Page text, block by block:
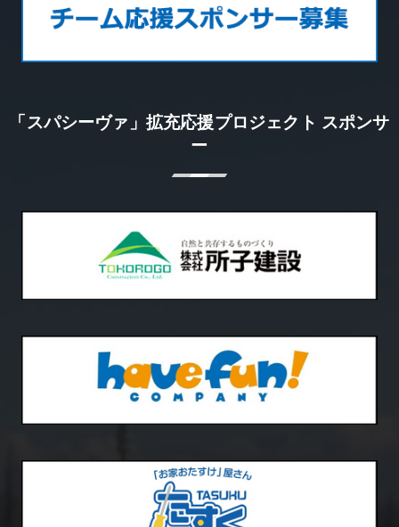
「スパシーヴァ」拡充応援プロジェクト スポンサ
ー